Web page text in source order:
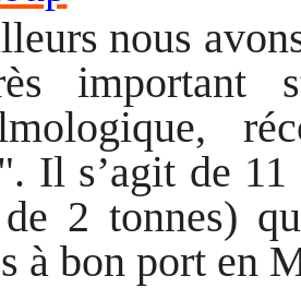
nous
important
Il s’agit de 11
2 tonnes)
à bon port en